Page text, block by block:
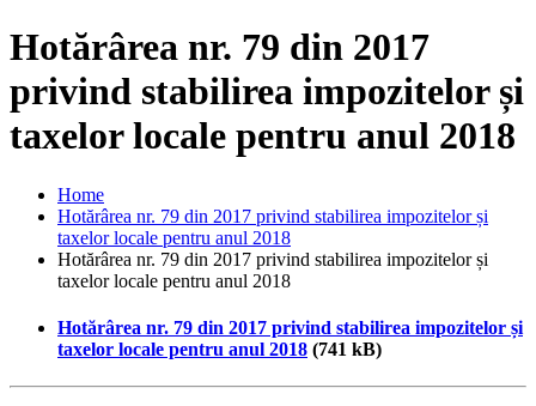
Hotărârea nr. 79 din 2017
privind stabilirea impozitelor și
taxelor locale pentru anul 2018
Home
Hotărârea nr. 79 din 2017 privind stabilirea impozitelor și
taxelor locale pentru anul 2018
Hotărârea nr. 79 din 2017 privind stabilirea impozitelor și
taxelor locale pentru anul 2018
Hotărârea nr. 79 din 2017 privind stabilirea impozitelor și
taxelor locale pentru anul 2018 (741 kB)